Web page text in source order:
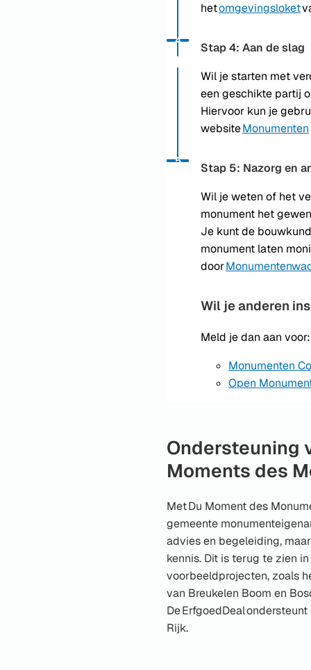
hetomgevingsloket
Stap 4: Aan de slag
Status: Actief
Opvolgingsnummer:
4
Wil je starten met
een geschikte partij
Hiervoor kun je
websiteMonumenten
Stap 5: Nazorg en
Status: Actief
Opvolgingsnummer:
5
Wil je weten of het
monument het
Je kunt de
monument laten
door
Wil je anderen
Meld je dan aan
Monumenten
Open
Ondersteuning
Moments des
Met Du Moment des
gemeente
advies en begeleiding,
kennis. Dit is terug te zien
voorbeeldprojecten, zoals
van Breukelen Boom en
De ErfgoedDeal
Rijk.